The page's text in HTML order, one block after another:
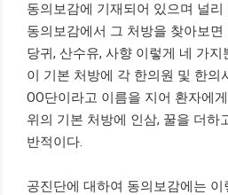
동의보감에 기재되어 있으며 널
동의보감에서 그 처방을 찾아보면
당귀, 산수유, 사향 이렇게 네 가
이 기본 처방에 각 한의원 및 한의
OO단이라고 이름을 지어 환자에
위의 기본 처방에 인삼, 꿀을 더하
반적이다.
공진단에 대하여 동의보감에는